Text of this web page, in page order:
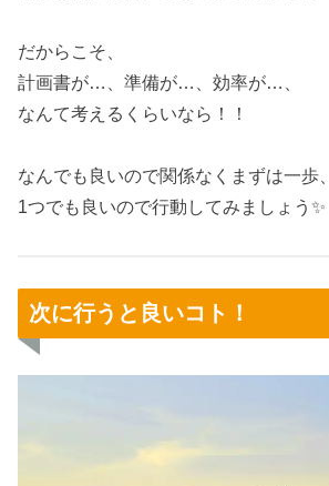
だからこそ、
計画書が…、準備が…、効率が…、
なんて考えるくらいなら！！
なんでも良いので関係なくまずは一歩、
1つでも良いので行動してみましょう✨
次に行うと良いコト！